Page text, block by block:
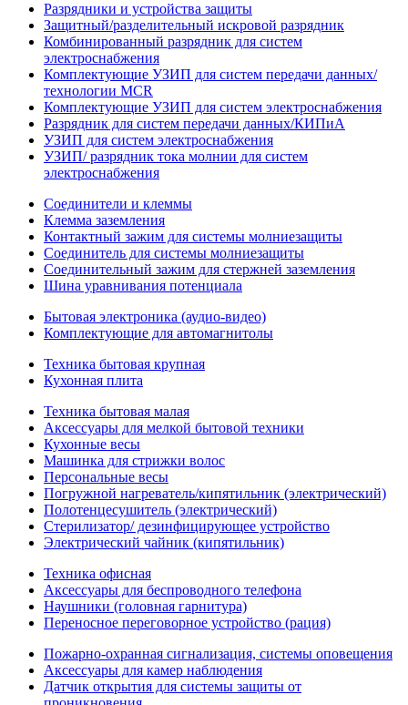
Разрядники и устройства защиты
Защитный/разделительный искровой разрядник
Комбинированный разрядник для систем
электроснабжения
Комплектующие УЗИП для систем передачи данных/
технологии MCR
Комплектующие УЗИП для систем электроснабжения
Разрядник для систем передачи данных/КИПиА
УЗИП для систем электроснабжения
УЗИП/ разрядник тока молнии для систем
электроснабжения
Соединители и клеммы
Клемма заземления
Контактный зажим для системы молниезащиты
Соединитель для системы молниезащиты
Соединительный зажим для стержней заземления
Шина уравнивания потенциала
Бытовая электроника (аудио-видео)
Комплектующие для автомагнитолы
Техника бытовая крупная
Кухонная плита
Техника бытовая малая
Аксессуары для мелкой бытовой техники
Кухонные весы
Машинка для стрижки волос
Персональные весы
Погружной нагреватель/кипятильник (электрический)
Полотенцесушитель (электрический)
Стерилизатор/ дезинфицирующее устройство
Электрический чайник (кипятильник)
Техника офисная
Аксессуары для беспроводного телефона
Наушники (головная гарнитура)
Переносное переговорное устройство (рация)
Пожарно-охранная сигнализация, системы оповещения
Аксессуары для камер наблюдения
Датчик открытия для системы защиты от